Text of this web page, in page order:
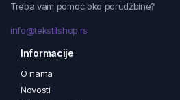
Treba vam pomoć oko porudžbine?
info@tekstilshop.rs
Informacije
O nama
Novosti